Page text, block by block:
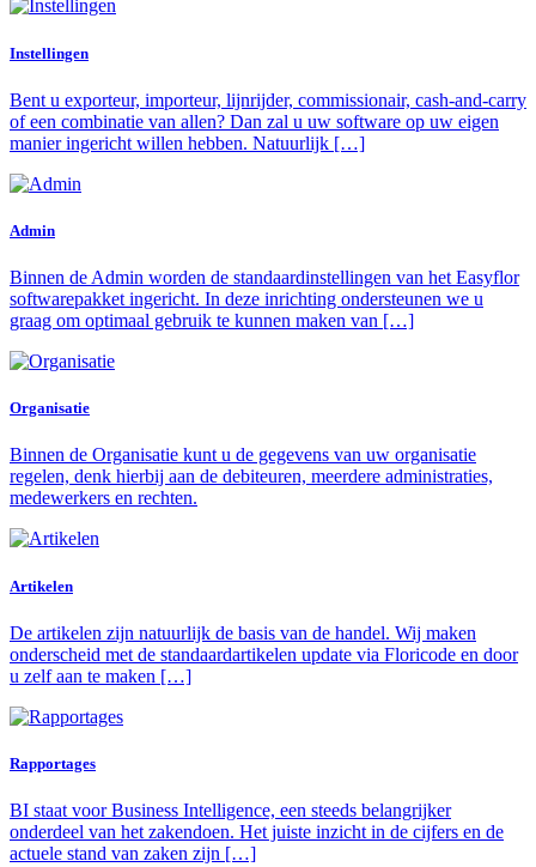
Instellingen
Bent u exporteur, importeur, lijnrijder, commissionair, cash-and-carry
of een combinatie van allen? Dan zal u uw software op uw eigen
manier ingericht willen hebben. Natuurlijk […]
Admin
Binnen de Admin worden de standaardinstellingen van het Easyflor
softwarepakket ingericht. In deze inrichting ondersteunen we u
graag om optimaal gebruik te kunnen maken van […]
Organisatie
Binnen de Organisatie kunt u de gegevens van uw organisatie
regelen, denk hierbij aan de debiteuren, meerdere administraties,
medewerkers en rechten.
Artikelen
De artikelen zijn natuurlijk de basis van de handel. Wij maken
onderscheid met de standaardartikelen update via Floricode en door
u zelf aan te maken […]
Rapportages
BI staat voor Business Intelligence, een steeds belangrijker
onderdeel van het zakendoen. Het juiste inzicht in de cijfers en de
actuele stand van zaken zijn […]